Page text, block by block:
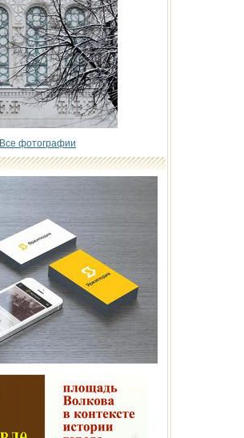
Все фотографии